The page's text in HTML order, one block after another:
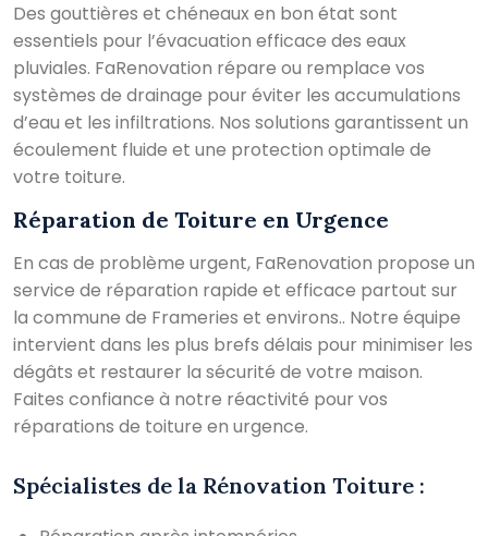
Des gouttières et chéneaux en bon état sont
essentiels pour l’évacuation efficace des eaux
pluviales. FaRenovation répare ou remplace vos
systèmes de drainage pour éviter les accumulations
d’eau et les infiltrations. Nos solutions garantissent un
écoulement fluide et une protection optimale de
votre toiture.
Réparation de Toiture en Urgence
En cas de problème urgent, FaRenovation propose un
service de réparation rapide et efficace partout sur
la commune de Frameries et environs.. Notre équipe
intervient dans les plus brefs délais pour minimiser les
dégâts et restaurer la sécurité de votre maison.
Faites confiance à notre réactivité pour vos
réparations de toiture en urgence.
Spécialistes de la Rénovation Toiture :